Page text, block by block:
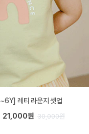
레티 라운지 셋업
21,000원 30,000원